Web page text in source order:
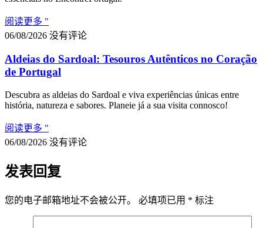
阅读更多 "
06/08/2026 没有评论
Aldeias do Sardoal: Tesouros Autênticos no Coração
de Portugal
Descubra as aldeias do Sardoal e viva experiências únicas entre
história, natureza e sabores. Planeie já a sua visita connosco!
阅读更多 "
06/08/2026 没有评论
发表回复
您的电子邮箱地址不会被公开。 必填项已用 * 标注